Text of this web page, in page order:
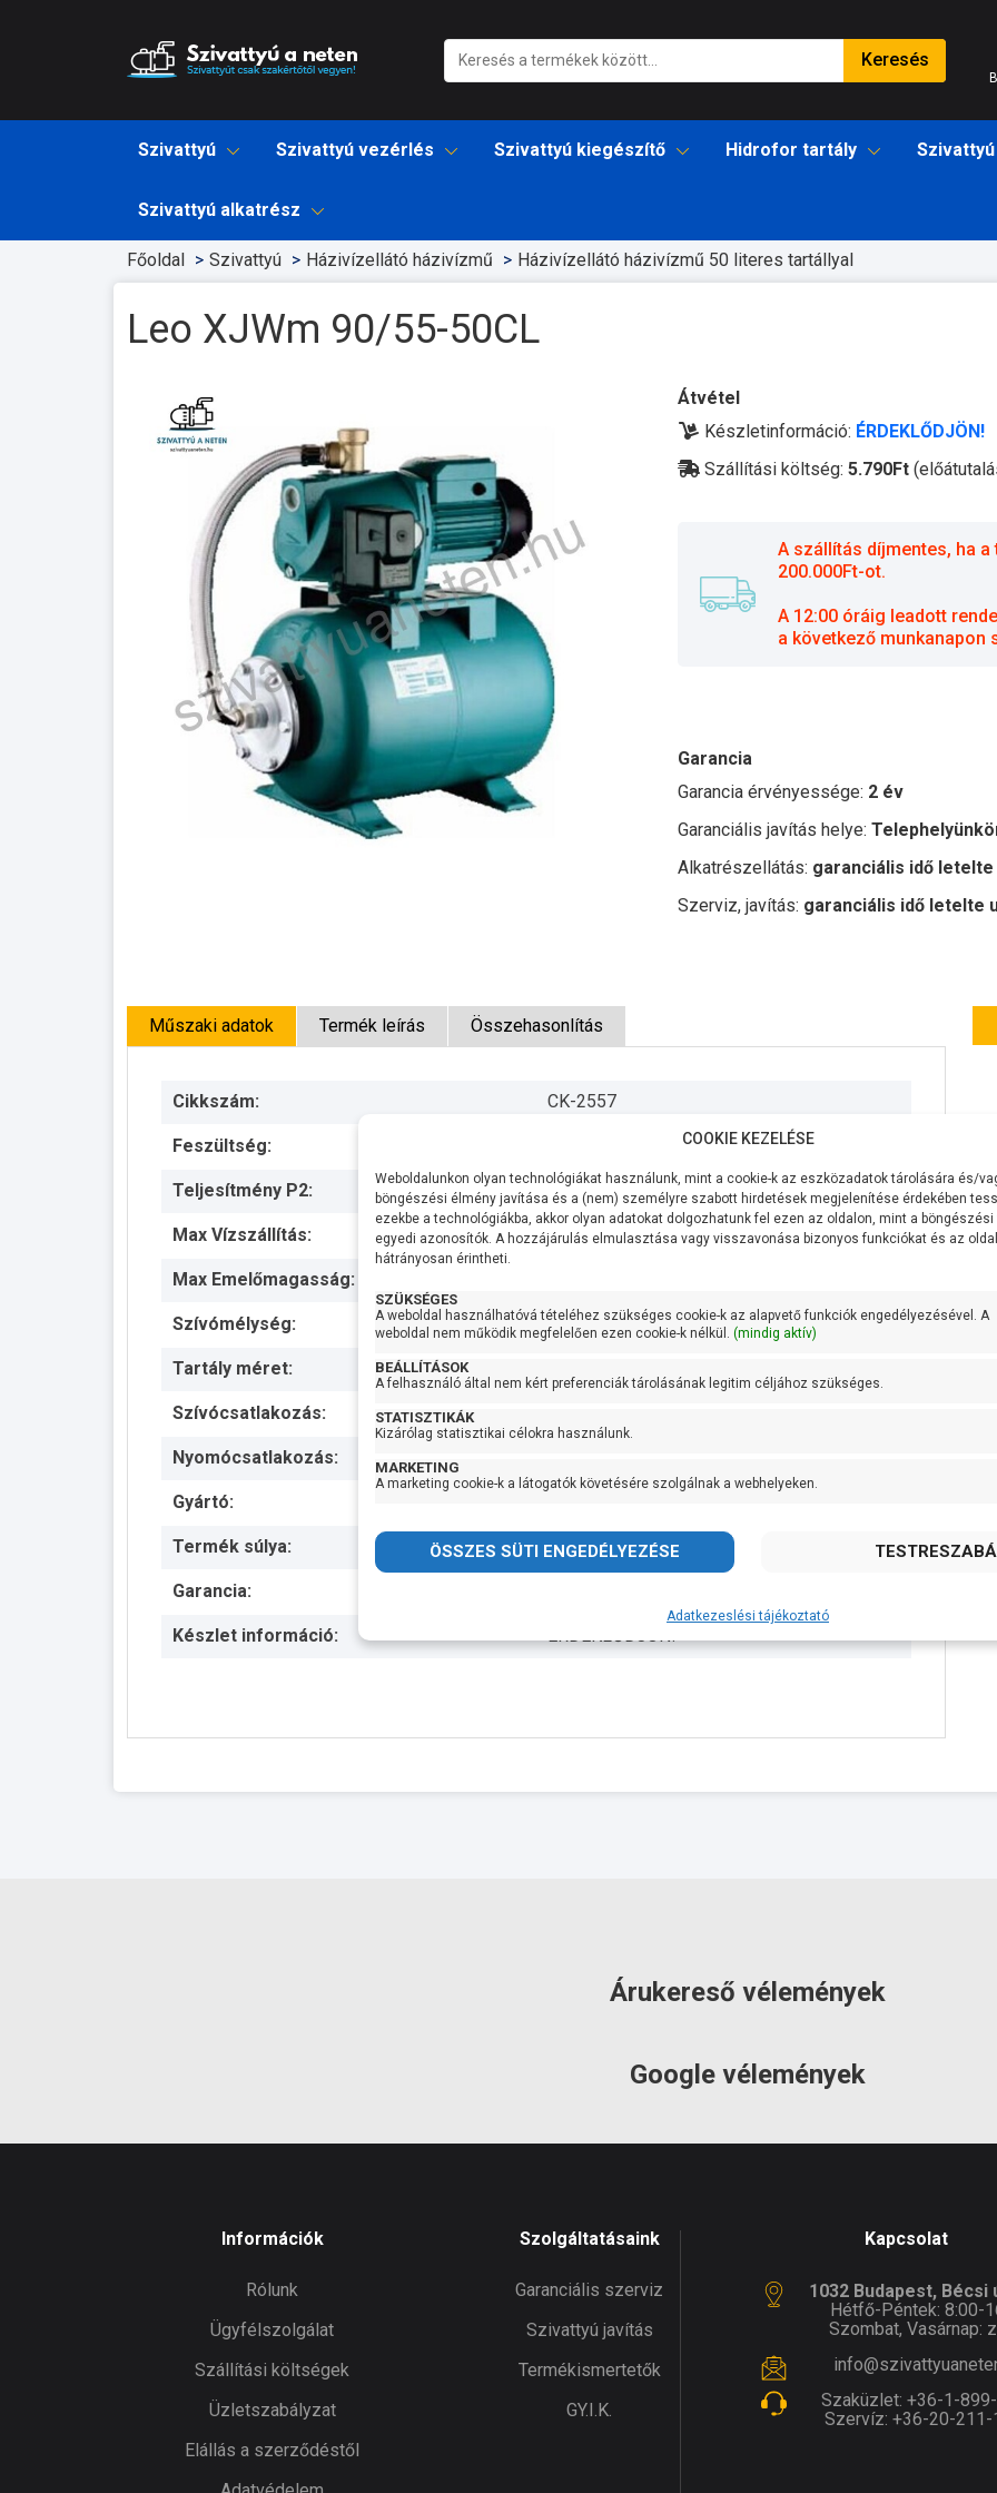
Keresés
Szivattyú Szivattyú vezérlés Szivattyú kiegészítő Hidrofor tartály
Szivattyú alkatrész
Főoldal Szivattyú Házivízellátó házivízmű Házivízellátó házivízmű 50 literes tartállyal
Leo XJWm 90/55-50CL
Átvétel
Készletinformáció: ÉRDEKLŐDJÖN!
Szállítási költség: 5.790Ft
A szállítás díjmentes, ha
200.000Ft-ot.
A 12:00 óráig leadott
a következő munkanapon
Garancia
Garancia érvényessége: 2 év
Garanciális javítás helye:
Alkatrészellátás: garanciális idő letelte
Szerviz, javítás: garanciális idő letelte
Műszaki adatok Termék leírás Összehasonlítás
Cikkszám: CK-2557
Feszültség:
Teljesítmény P2: 1100W
Max Vízszállítás: 80 liter
Max Emelőmagasság:
Szívómélység: 9 méter
Tartály méret:
Szívócsatlakozás:
Nyomócsatlakozás:
Gyártó:
Termék súlya: 27.5 kg
Garancia:
Készlet információ: ÉRDEKLŐDJÖN!
Árukereső vélemények
Google vélemények
Információk
Rólunk
Ügyfélszolgálat
Szállítási költségek
Üzletszabályzat
Elállás a szerződéstől
Szolgáltatásaink
Garanciális szerviz
Szivattyú javítás
Termékismertetők
GY.I.K.
Kapcsolat
1032 Budapest, Bécsi
Hétfő-Péntek: 8:00-
Szombat, Vasárnap:
Szaküzlet: +36-1-
Szervíz: +36-20-211-
COOKIE KEZELÉSE
Weboldalunkon olyan technológiákat használunk, mint a cookie-k az eszközadatok tárolására és/
böngészési élmény javítása és a (nem) személyre szabott hirdetések megjelenítése érdekében
ezekbe a technológiákba, akkor olyan adatokat dolgozhatunk fel ezen az oldalon, mint a
egyedi azonosítók. A hozzájárulás elmulasztása vagy visszavonása bizonyos funkciókat és az
hátrányosan érintheti.
SZÜKSÉGES
A weboldal használhatóvá tételéhez szükséges cookie-k az alapvető funkciók engedélyezésével. A
weboldal nem működik megfelelően ezen cookie-k nélkül. (mindig aktív)
BEÁLLÍTÁSOK
A felhasználó által nem kért preferenciák tárolásának legitim céljához szükséges.
STATISZTIKÁK
Kizárólag statisztikai célokra használunk.
MARKETING
A marketing cookie-k a látogatók követésére szolgálnak a webhelyeken.
Adatkezeslési tájékoztató